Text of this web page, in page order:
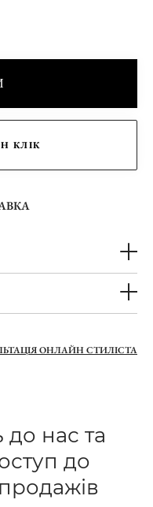
КЛІК
ОНЛАЙН СТИЛІСТА
нас та
до